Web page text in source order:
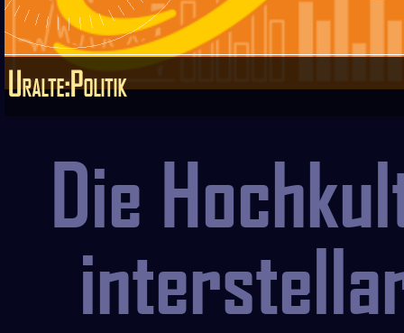
Uralte:Politik
Die